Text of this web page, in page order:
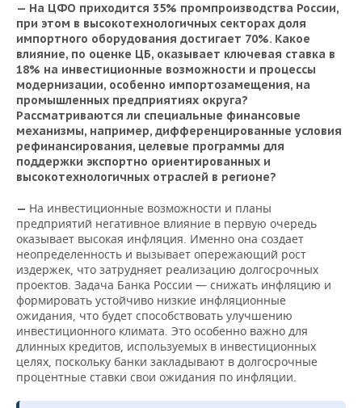
— На ЦФО приходится 35% промпроизводства России,
при этом в высокотехнологичных секторах доля
импортного оборудования достигает 70%. Какое
влияние, по оценке ЦБ, оказывает ключевая ставка в
18% на инвестиционные возможности и процессы
модернизации, особенно импортозамещения, на
промышленных предприятиях округа?
Рассматриваются ли специальные финансовые
механизмы, например, дифференцированные условия
рефинансирования, целевые программы для
поддержки экспортно ориентированных и
высокотехнологичных отраслей в регионе?
— На инвестиционные возможности и планы
предприятий негативное влияние в первую очередь
оказывает высокая инфляция. Именно она создает
неопределенность и вызывает опережающий рост
издержек, что затрудняет реализацию долгосрочных
проектов. Задача Банка России — снижать инфляцию и
формировать устойчиво низкие инфляционные
ожидания, что будет способствовать улучшению
инвестиционного климата. Это особенно важно для
длинных кредитов, используемых в инвестиционных
целях, поскольку банки закладывают в долгосрочные
процентные ставки свои ожидания по инфляции.